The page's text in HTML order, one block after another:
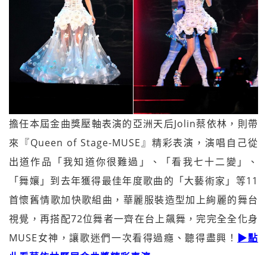
擔任本屆金曲獎壓軸表演的亞洲天后Jolin蔡依林，則帶
來『Queen of Stage-MUSE』精彩表演，演唱自己從
出道作品「我知道你很難過」、「看我七十二變」、
「舞孃」到去年獲得最佳年度歌曲的「大藝術家」等11
首懷舊情歌加快歌組曲，華麗服裝造型加上絢麗的舞台
視覺，再搭配72位舞者一齊在台上飆舞，完完全全化身
MUSE女神，讓歌迷們一次看得過癮、聽得盡興！ ▶點